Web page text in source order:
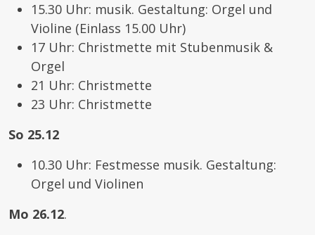
15.30 Uhr: musik. Gestaltung: Orgel und
Violine (Einlass 15.00 Uhr)
17 Uhr: Christmette mit Stubenmusik &
Orgel
21 Uhr: Christmette
23 Uhr: Christmette
So 25.12
10.30 Uhr: Festmesse musik. Gestaltung:
Orgel und Violinen
Mo 26.12.